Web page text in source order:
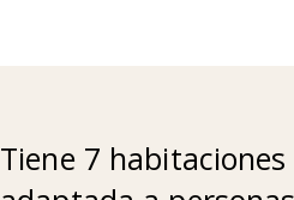
Tiene 7